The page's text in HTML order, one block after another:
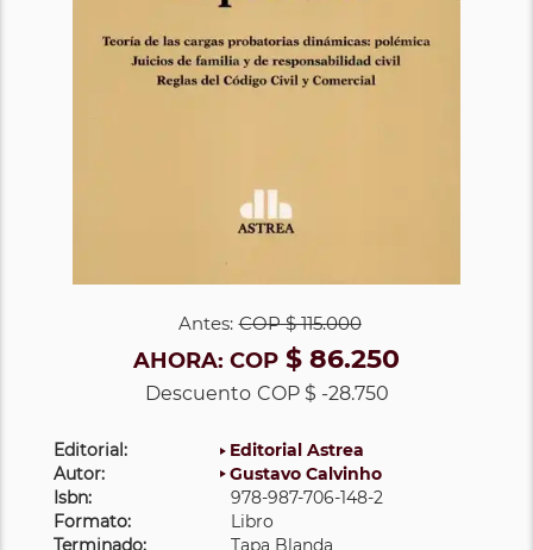
Antes: COP$ 115.000
AHORA: COP $ 86.250
Descuento COP $ -28.750
Editorial:
Editorial Astrea
Autor:
Gustavo Calvinho
Isbn:
978-987-706-148-2
Formato:
Libro
Terminado:
Tapa Blanda